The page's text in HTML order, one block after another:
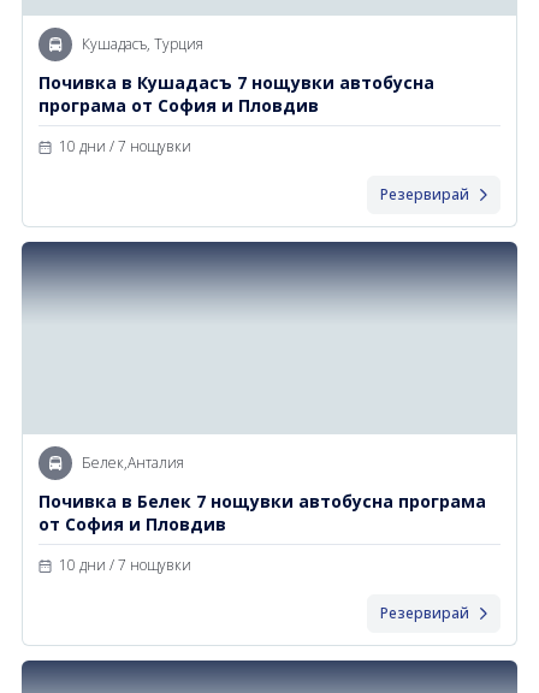
Почивки в Малдиви
Почивки в Испания
Почивки в Италия
Почивка в Мексико
Общи условия
Полезна информация
Фирмени данни
Политика за поверителност
Контакти
Вход за агенти
Оnline Резервации
Кушадасъ, Турция
Почивка в Кушадасъ 7 нощувки автобусна
програма от София и Пловдив
10 дни / 7 нощувки
Резервирай
Белек,Анталия
Почивка в Белек 7 нощувки автобусна програма
от София и Пловдив
10 дни / 7 нощувки
Резервирай